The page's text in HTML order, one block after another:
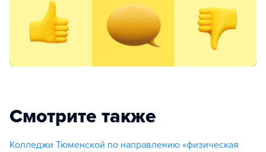
Смотрите также
Колледжи Тюменской по направлению «физическая